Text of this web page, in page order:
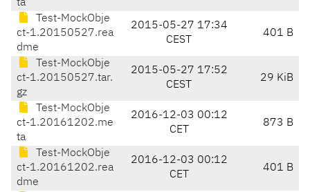
ta
Test-MockObje
ct-1.20150527.rea
dme
2015-05-27 17:34
CEST
401 B
Test-MockObje
ct-1.20150527.tar.
gz
2015-05-27 17:52
CEST
29 KiB
Test-MockObje
ct-1.20161202.me
ta
2016-12-03 00:12
CET
873 B
Test-MockObje
ct-1.20161202.rea
dme
2016-12-03 00:12
CET
401 B